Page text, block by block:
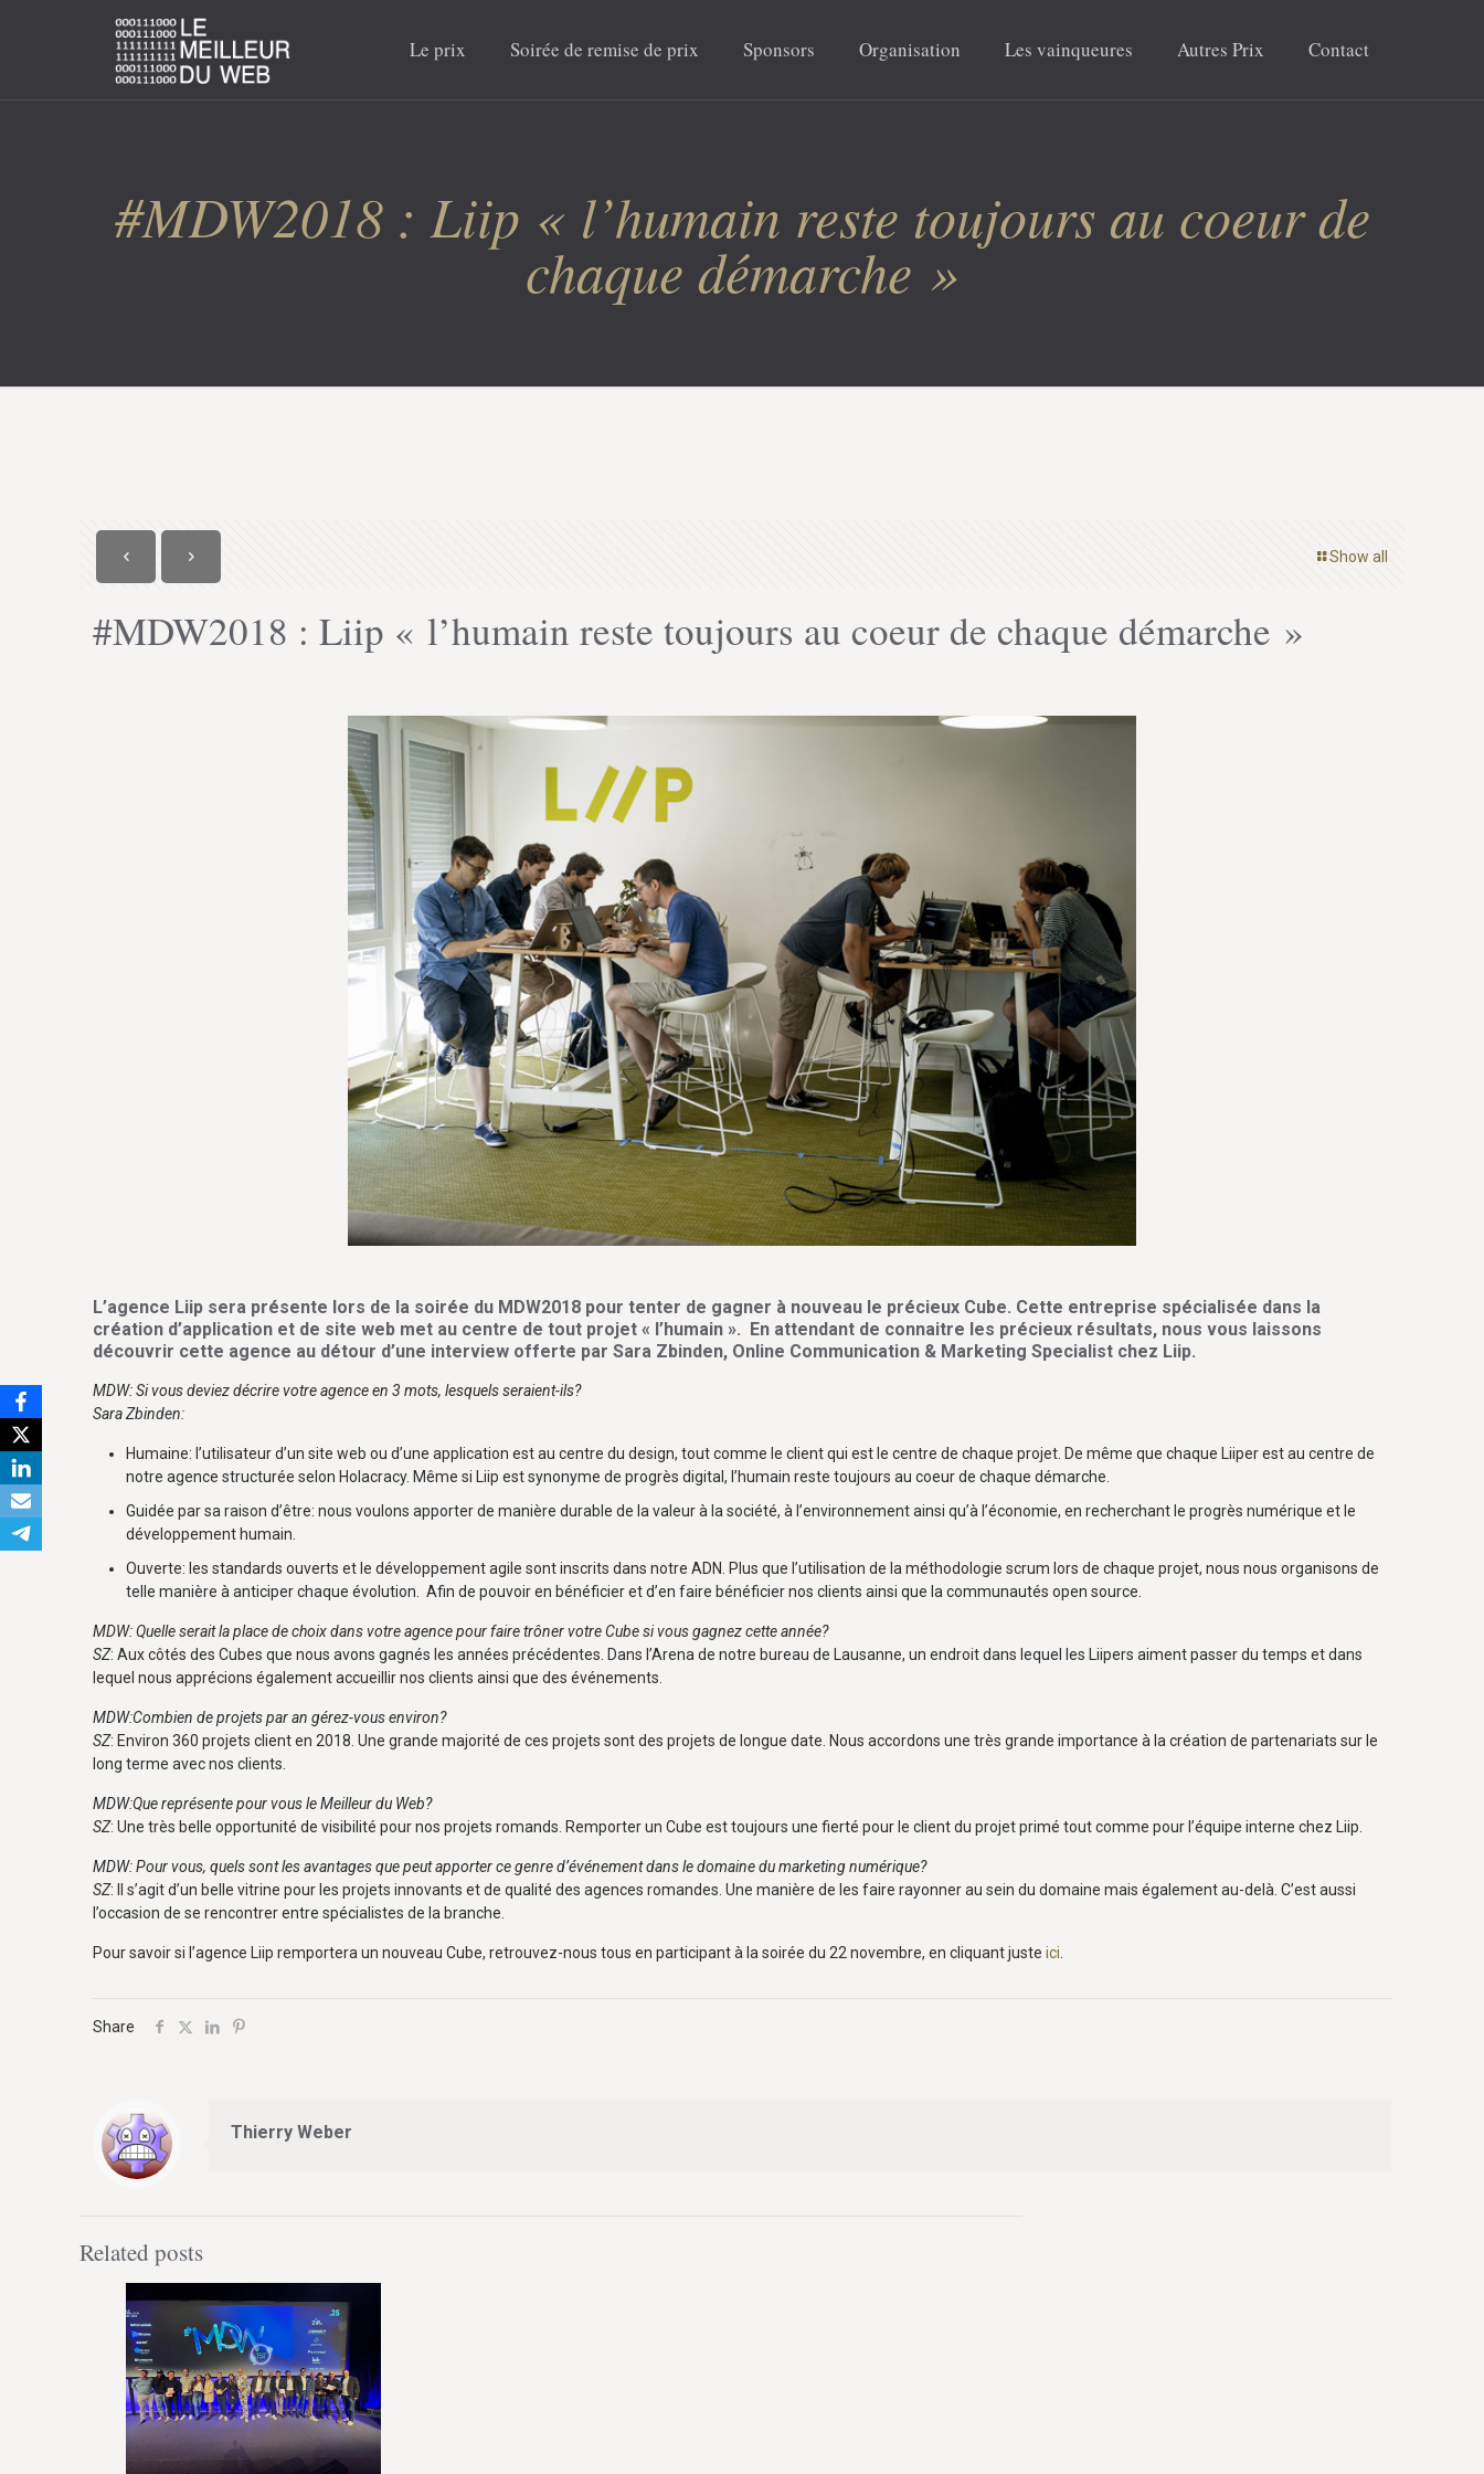
Le prix Soirée de remise de prix Sponsors Organisation Les vainqueures Autres Prix Contact
#MDW2018 : Liip « l’humain reste toujours au coeur de
chaque démarche »
Show all
#MDW2018 : Liip « l’humain reste toujours au coeur de chaque démarche »
L’agence Liip sera présente lors de la soirée du MDW2018 pour tenter de gagner à nouveau le précieux Cube. Cette entreprise spécialisée dans la
création d’application et de site web met au centre de tout projet « l’humain ». En attendant de connaitre les précieux résultats, nous vous laissons
découvrir cette agence au détour d’une interview offerte par Sara Zbinden, Online Communication & Marketing Specialist chez Liip.
MDW: Si vous deviez décrire votre agence en 3 mots, lesquels seraient-ils?
Sara Zbinden:
Humaine: l’utilisateur d’un site web ou d’une application est au centre du design, tout comme le client qui est le centre de chaque projet. De même que chaque Liiper est au centre de
notre agence structurée selon Holacracy. Même si Liip est synonyme de progrès digital, l’humain reste toujours au coeur de chaque démarche.
Guidée par sa raison d’être: nous voulons apporter de manière durable de la valeur à la société, à l’environnement ainsi qu’à l’économie, en recherchant le progrès numérique et le
développement humain.
Ouverte: les standards ouverts et le développement agile sont inscrits dans notre ADN. Plus que l’utilisation de la méthodologie scrum lors de chaque projet, nous nous organisons de
telle manière à anticiper chaque évolution. Afin de pouvoir en bénéficier et d’en faire bénéficier nos clients ainsi que la communautés open source.
MDW: Quelle serait la place de choix dans votre agence pour faire trôner votre Cube si vous gagnez cette année?
SZ: Aux côtés des Cubes que nous avons gagnés les années précédentes. Dans l’Arena de notre bureau de Lausanne, un endroit dans lequel les Liipers aiment passer du temps et dans
lequel nous apprécions également accueillir nos clients ainsi que des événements.
MDW:Combien de projets par an gérez-vous environ?
SZ: Environ 360 projets client en 2018. Une grande majorité de ces projets sont des projets de longue date. Nous accordons une très grande importance à la création de partenariats sur le
long terme avec nos clients.
MDW:Que représente pour vous le Meilleur du Web?
SZ: Une très belle opportunité de visibilité pour nos projets romands. Remporter un Cube est toujours une fierté pour le client du projet primé tout comme pour l’équipe interne chez Liip.
MDW: Pour vous, quels sont les avantages que peut apporter ce genre d’événement dans le domaine du marketing numérique?
SZ: Il s’agit d’un belle vitrine pour les projets innovants et de qualité des agences romandes. Une manière de les faire rayonner au sein du domaine mais également au-delà. C’est aussi
l’occasion de se rencontrer entre spécialistes de la branche.
Pour savoir si l’agence Liip remportera un nouveau Cube, retrouvez-nous tous en participant à la soirée du 22 novembre, en cliquant juste ici
Share
Thierry Weber
Related posts